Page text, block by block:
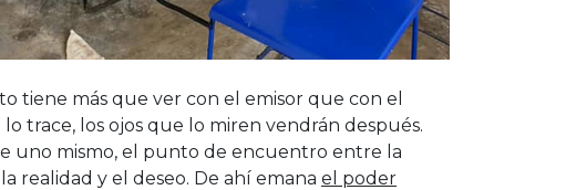
tiene más que ver con el emisor que con el
trace, los ojos que lo miren vendrán después.
uno mismo, el punto de encuentro entre la
realidad y el deseo. De ahí emana el poder